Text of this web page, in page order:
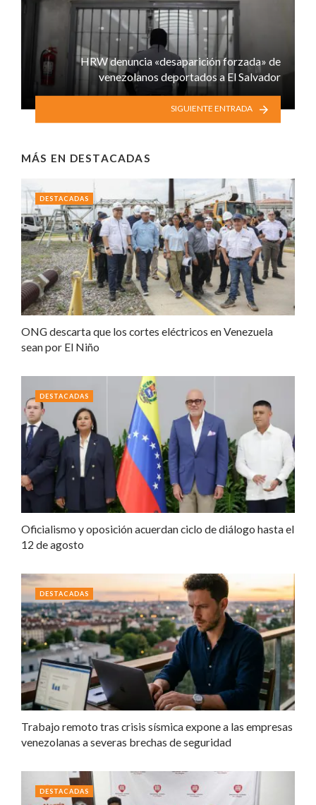
HRW denuncia «desaparición forzada» de
venezolanos deportados a El Salvador
SIGUIENTE ENTRADA
MÁS EN DESTACADAS
ONG descarta que los cortes eléctricos en Venezuela
sean por El Niño
DESTACADAS
Oficialismo y oposición acuerdan ciclo de diálogo hasta el
12 de agosto
DESTACADAS
Trabajo remoto tras crisis sísmica expone a las empresas
venezolanas a severas brechas de seguridad
DESTACADAS
DESTACADAS